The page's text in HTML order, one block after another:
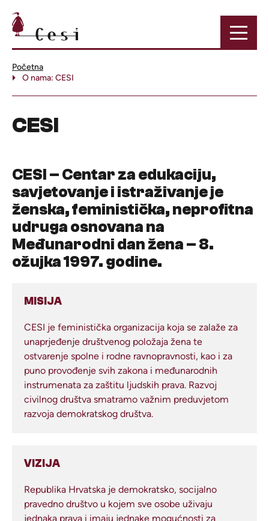
Početna
O nama: CESI
CESI
CESI – Centar za edukaciju,
savjetovanje i istraživanjeje
ženska, feministička, neprofitna
udruga osnovana na
Međunarodni dan žena – 8.
ožujka 1997. godine.
MISIJA
CESI je feministička organizacija koja se zalaže za
unaprjeđenje društvenog položaja žena te
ostvarenje spolne i rodne ravnopravnosti, kao i za
puno provođenje svih zakona i međunarodnih
instrumenata za zaštitu ljudskih prava. Razvoj
civilnog društva smatramo važnim preduvjetom
razvoja demokratskog društva.
VIZIJA
Republika Hrvatska je demokratsko, socijalno
pravedno društvo u kojem sve osobe uživaju
jednaka prava i imaju jednake mogućnosti za